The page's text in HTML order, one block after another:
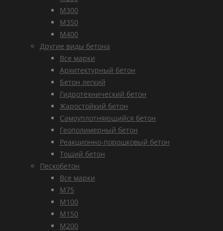
М300
М350
М400
Другие виды бетона
Все марки
Архитектурный бетон
Бетон легкий
Гидротехнический бетон
Жаростойкий бетон
Самоуплотняющийся бетон
Геополимерный бетон
Реакционно-порошковый бетон
Тощий бетон
Пескобетон
Все марки
М75
М100
М150
М200